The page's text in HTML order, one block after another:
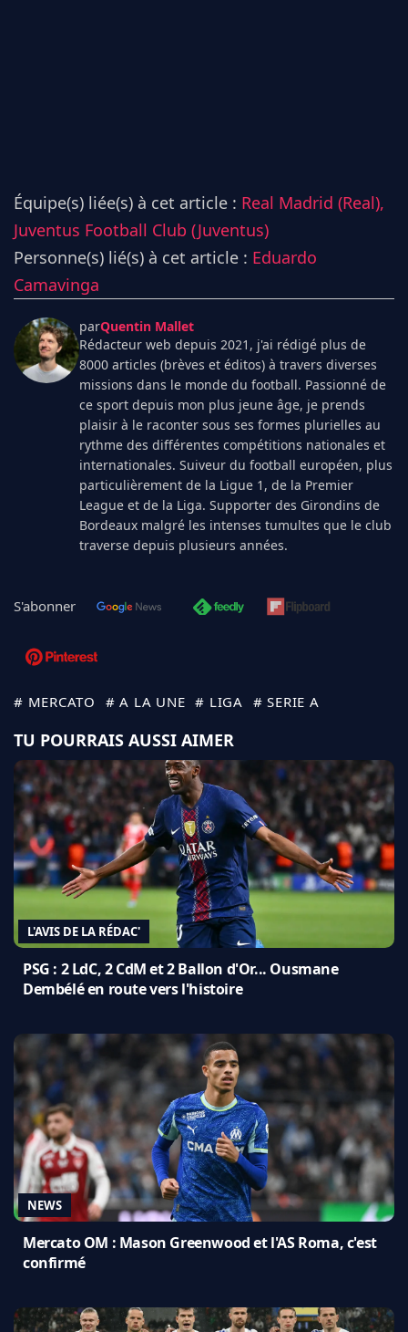
Équipe(s) liée(s) à cet article : Real Madrid (Real),
Juventus Football Club (Juventus)
Personne(s) lié(s) à cet article : Eduardo
Camavinga
parQuentin Mallet
Rédacteur web depuis 2021, j'ai rédigé plus de
8000 articles (brèves et éditos) à travers diverses
missions dans le monde du football. Passionné de
ce sport depuis mon plus jeune âge, je prends
plaisir à le raconter sous ses formes plurielles au
rythme des différentes compétitions nationales et
internationales. Suiveur du football européen, plus
particulièrement de la Ligue 1, de la Premier
League et de la Liga. Supporter des Girondins de
Bordeaux malgré les intenses tumultes que le club
traverse depuis plusieurs années.
S'abonner
# MERCATO # A LA UNE # LIGA # SERIE A
TU POURRAIS AUSSI AIMER
L'AVIS DE LA RÉDAC'
PSG : 2 LdC, 2 CdM et 2 Ballon d'Or... Ousmane
Dembélé en route vers l'histoire
NEWS
Mercato OM : Mason Greenwood et l'AS Roma, c'est
confirmé